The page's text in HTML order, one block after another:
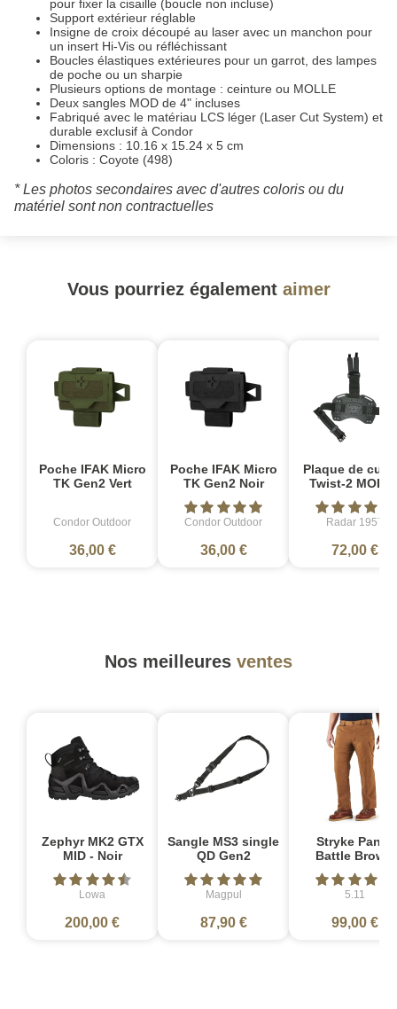
pour fixer la cisaille (boucle non incluse)
Support extérieur réglable
Insigne de croix découpé au laser avec un manchon pour
un insert Hi-Vis ou réfléchissant
Boucles élastiques extérieures pour un garrot, des lampes
de poche ou un sharpie
Plusieurs options de montage : ceinture ou MOLLE
Deux sangles MOD de 4" incluses
Fabriqué avec le matériau LCS léger (Laser Cut System) et
durable exclusif à Condor
Dimensions : 10.16 x 15.24 x 5 cm
Coloris : Coyote (498)
* Les photos secondaires avec d'autres coloris ou du
matériel sont non contractuelles
Vous pourriez également aimer
Poche IFAK Micro
TK Gen2 Vert
Condor Outdoor
36,00 €
Poche IFAK Micro
TK Gen2 Noir
Condor Outdoor
36,00 €
Plaque de
Twist-2
Radar 1957
72,00 €
Nos meilleures ventes
Zephyr MK2 GTX
MID - Noir
Lowa
200,00 €
Sangle MS3 single
QD Gen2
Magpul
87,90 €
Stryke Pant -
Battle Brown
5.11
99,00 €